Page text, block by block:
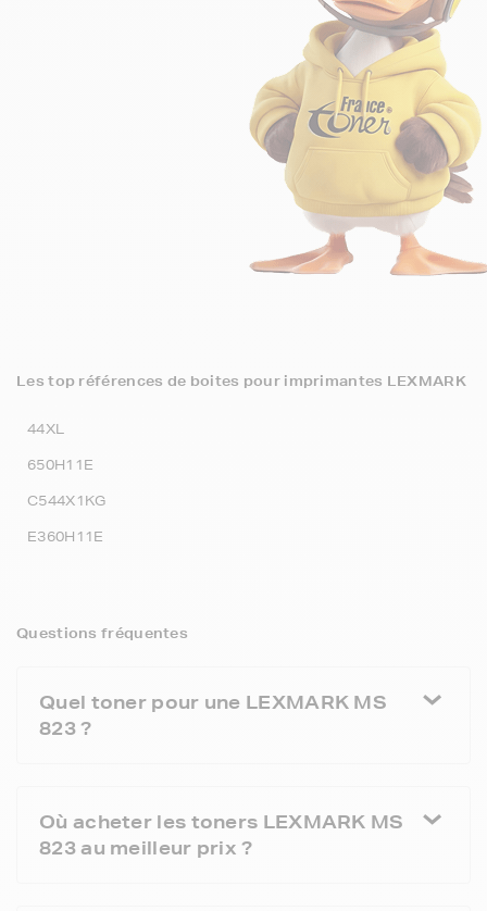
Les top références de boites pour imprimantes LEXMARK
44XL
650H11E
C544X1KG
E360H11E
Questions fréquentes
Quel toner pour une LEXMARK MS
823 ?
Où acheter les toners LEXMARK MS
823 au meilleur prix ?